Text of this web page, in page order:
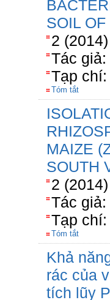
SOIL
2
Tác giả:
Tạp
Tóm tắt
MAIZE
SOUTH
2
Tác giả:
Tạp
Tóm tắt
Khả
rác của
tích lũy